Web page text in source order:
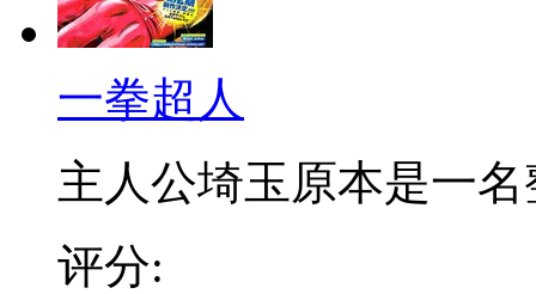
一拳超人
主人公埼玉原本是一名
评分: